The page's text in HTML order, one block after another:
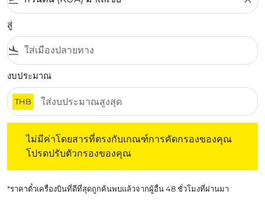
สู่
flight_land
งบประมาณ
THB
ไม่มีค่าโดยสารที่ตรงกับเกณฑ์การคัดกรองของคุณ
โปรดปรับตัวกรองของคุณ
*ราคาตั๋วเครื่องบินที่ดีที่สุดถูกค้นพบแล้วจากผู้อื่น 48 ชั่วโมงที่ผ่านมา